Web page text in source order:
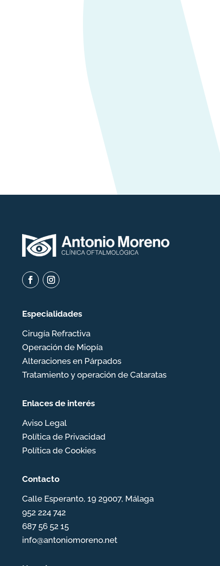
Especialidades
Cirugía Refractiva
Operación de Miopía
Alteraciones en Párpados
Tratamiento y operación de Cataratas
Enlaces de interés
Aviso Legal
Política de Privacidad
Política de Cookies
Contacto
Calle Esperanto, 19 29007, Málaga
952 224 742
687 56 52 15
info@antoniomoreno.net